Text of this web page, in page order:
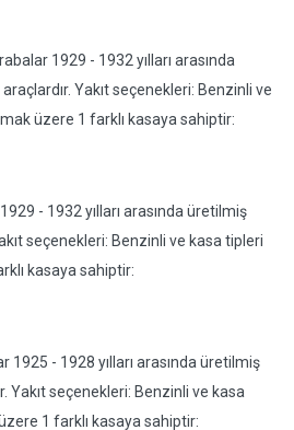
1929 - 1932 yılları arasında
Yakıt seçenekleri: Benzinli ve
üzere 1 farklı kasaya sahiptir:
- 1932 yılları arasında üretilmiş
seçenekleri: Benzinli ve kasa tipleri
kasaya sahiptir:
1925 - 1928 yılları arasında üretilmiş
Yakıt seçenekleri: Benzinli ve kasa
1 farklı kasaya sahiptir: